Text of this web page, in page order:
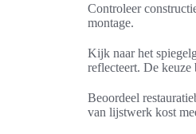
Controleer
montage.
Kijk naar het
reflecteert. De
Beoordeel
van lijstwerk kost